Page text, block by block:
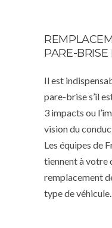
PARE-
Il est
pare-brise s’il
3 impacts ou
vision du
Les équipes de
tiennent à votre
remplacement
type de véhicule.